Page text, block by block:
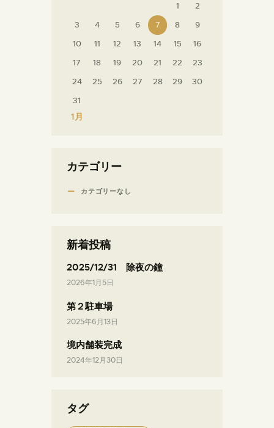
1
2
3
4 5 6 7 8
9
10
11 12 13 14 15
16
17
18 19 20 21 22
23
24
25 26 27 28 29
30
31
« 1月
カテゴリー
カテゴリーなし
新着投稿
2025/12/31 除夜の鐘
2026年1月5日
第２駐車場
2025年6月13日
境内舗装完成
2024年12月30日
タグ